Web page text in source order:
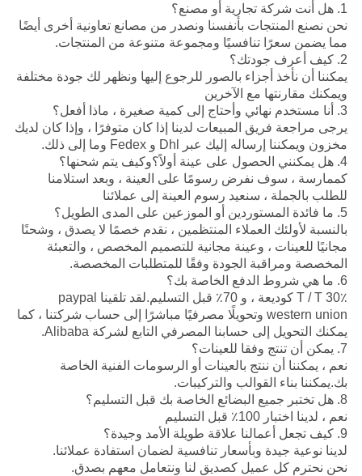
1. هل أنت شركة تجارية أو مصنع؟
نحن نصنع المنتجات بأنفسنا ونصدر من مصانع تعاونية أخرى أيضًا
مما يضمن سعرًا تنافسيًا ومجموعة متنوعة من المنتجات.
2. كيف أعرف جودتك؟
يمكننا أن نأخذ أجزاء بالصور للرجوع إليها ونظهر لك جودة مختلفة
ويمكنك مقارنتها مع الآخرين
3. أنا مستخدم نهائي وأحتاج إلى كمية صغيرة ، ماذا أفعل؟
يرجى مراجعة فريق المبيعات لدينا إذا كان متوفرًا ، وإذا كان لديك
مخزون ويمكننا إرساله إليك عبر Dhl و Fedex وما إلى ذلك.
4. هل يمكنني الحصول على عينة أولاً؟وكيف يتم شحنها؟
كممارسة ، سوف نفرض رسومًا على العينة ، وبعد استلامنا
للطلب بالجملة ، سنعيد رسوم العينة إلى عملائنا
5. ما فائدة المستوردين أو الموزعين على المدى الطويل؟
بالنسبة لأولئك العملاء المنتظمين ، نقدم خصمًا لا يصدق ، وشحنًا
مجانيًا للعينات ، وعينة مجانية للتصميم المخصص ، والتعبئة
المخصصة ومراقبة الجودة وفقًا للمتطلبات المخصصة.
6. ما هي شروط الدفع الخاصة بك؟
T / T 30٪ كوديعة ، و 70٪ قبل التسليم.لقد تلقينا paypal
western union وتحويلًا مصرفيًا مباشرًا إلى حساب شركتنا ، كما
يمكنك التحويل إلى حسابنا المصرفي التابع لشركة Alibaba.
7. يمكن أن تنتج وفقا للعينات؟
نعم ، يمكننا أن ننتج بالعينات أو الرسومات الفنية الخاصة
بك.يمكننا بناء القوالب والتركيبات.
8. هل تختبر جميع البضائع الخاصة بك قبل التسليم؟
نعم ، لدينا اختبار 100٪ قبل التسليم
9. كيف تجعل أعمالنا علاقة طويلة الأمد وجيدة؟
لدينا نوعية جيدة وبأسعار تنافسية لضمان استفادة عملائنا.
نحن نحترم كل عميل كصديق لنا ونتعامل معهم بصدق.